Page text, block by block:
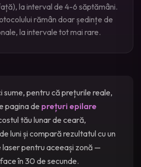
la interval de 4-6 săptămâni.
rămân doar ședințe de
la intervale tot mai rare.
sume, pentru că prețurile reale,
pagina de prețuri epilare
tău lunar de ceară,
luni și compară rezultatul cu un
pentru aceeași zonă —
în 30 de secunde.